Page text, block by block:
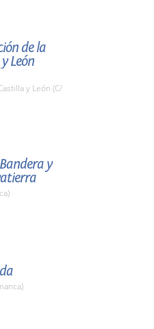
de la
León
y León (C/
y